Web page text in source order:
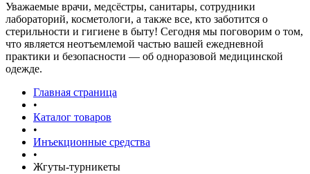
Уважаемые врачи, медсёстры, санитары, сотрудники
лабораторий, косметологи, а также все, кто заботится о
стерильности и гигиене в быту! Сегодня мы поговорим о том,
что является неотъемлемой частью вашей ежедневной
практики и безопасности — об одноразовой медицинской
одежде.
Главная страница
•
Каталог товаров
•
Инъекционные средства
•
Жгуты-турникеты